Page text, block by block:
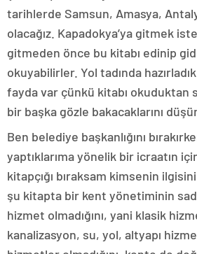
tarihlerde Samsun, Amasya,
olacağız. Kapadokya’ya gitmek
gitmeden önce bu kitabı edinip
okuyabilirler. Yol tadında
fayda var çünkü kitabı okuduktan
bir başka gözle bakacaklarını
Ben belediye başkanlığını
yaptıklarıma yönelik bir icraatın
kitapçığı bıraksam kimsenin
şu kitapta bir kent yönetiminin
hizmet olmadığını, yani klasik
kanalizasyon, su, yol, altyapı